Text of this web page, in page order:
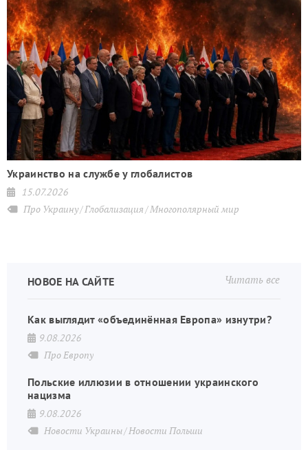
Украинство на службе у глобалистов
15.07.2026
Про Украину Глобализация Многополярный мир
Читать все
НОВОЕ НА САЙТЕ
Как выглядит «объединённая Европа» изнутри?
9.08.2026
Про Европу
Польские иллюзии в отношении украинского
нацизма
9.08.2026
Новости Украины Новости Польши